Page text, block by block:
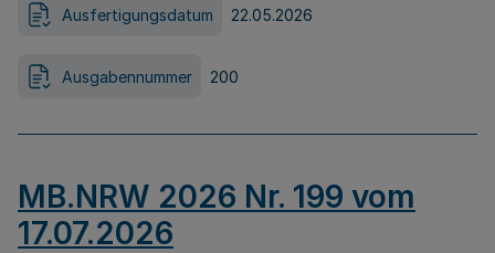
Ausfertigungsdatum 22.05.2026
Ausgabennummer 200
MB.NRW 2026 Nr. 199 vom
17.07.2026